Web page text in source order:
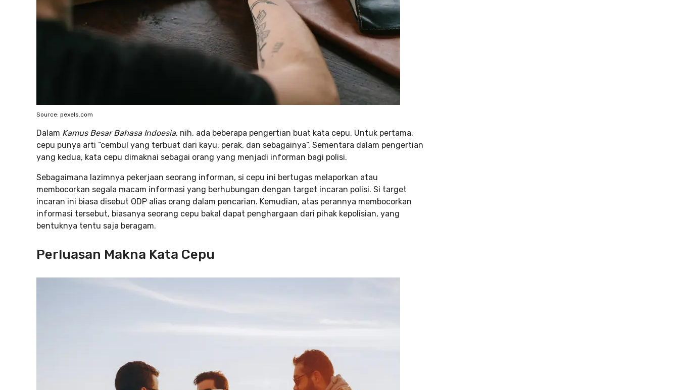
Source: pexels.com
Dalam Kamus Besar Bahasa Indoesia, nih, ada beberapa pengertian buat kata cepu. Untuk pertama,
cepu punya arti “cembul yang terbuat dari kayu, perak, dan sebagainya”. Sementara dalam pengertian
yang kedua, kata cepu dimaknai sebagai orang yang menjadi informan bagi polisi.
Sebagaimana lazimnya pekerjaan seorang informan, si cepu ini bertugas melaporkan atau
membocorkan segala macam informasi yang berhubungan dengan target incaran polisi. Si target
incaran ini biasa disebut ODP alias orang dalam pencarian. Kemudian, atas perannya membocorkan
informasi tersebut, biasanya seorang cepu bakal dapat penghargaan dari pihak kepolisian, yang
bentuknya tentu saja beragam.
Perluasan Makna Kata Cepu